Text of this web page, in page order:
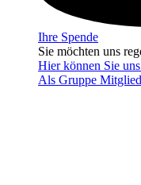
Ihre Spende
Sie möchten uns
Hier können Sie
Als Gruppe